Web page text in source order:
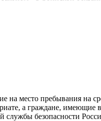
на место пребывания на
а граждане, имеющие
безопасности